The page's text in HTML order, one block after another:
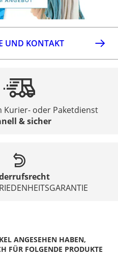
UND KONTAKT
Kurier- oder Paketdienst
& sicher
ANGESEHEN HABEN,
FÜR FOLGENDE PRODUKTE